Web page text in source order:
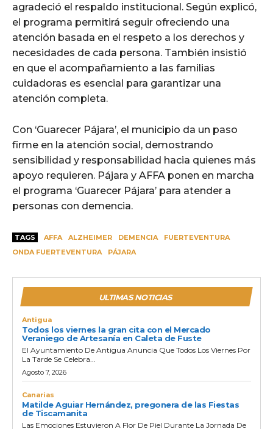
agradeció el respaldo institucional. Según explicó,
el programa permitirá seguir ofreciendo una
atención basada en el respeto a los derechos y
necesidades de cada persona. También insistió
en que el acompañamiento a las familias
cuidadoras es esencial para garantizar una
atención completa.
Con ‘Guarecer Pájara’, el municipio da un paso
firme en la atención social, demostrando
sensibilidad y responsabilidad hacia quienes más
apoyo requieren. Pájara y AFFA ponen en marcha
el programa ‘Guarecer Pájara’ para atender a
personas con demencia.
TAGS AFFA ALZHEIMER DEMENCIA
FUERTEVENTURA
ONDA FUERTEVENTURA
PÁJARA
ULTIMAS NOTICIAS
Antigua
Todos los viernes la gran cita con el Mercado
Veraniego de Artesanía en Caleta de Fuste
El Ayuntamiento De Antigua Anuncia Que Todos Los Viernes Por
La Tarde Se Celebra...
Agosto 7, 2026
Canarias
Matilde Aguiar Hernández, pregonera de las Fiestas
de Tiscamanita
Las Emociones Estuvieron A Flor De Piel Durante La Jornada De